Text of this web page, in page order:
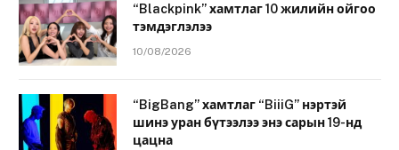
“Blackpink” хамтлаг 10 жилийн ойгоо
тэмдэглэлээ
10/08/2026
“BigBang” хамтлаг “BiiiG” нэртэй
шинэ уран бүтээлээ энэ сарын 19-нд
цацна